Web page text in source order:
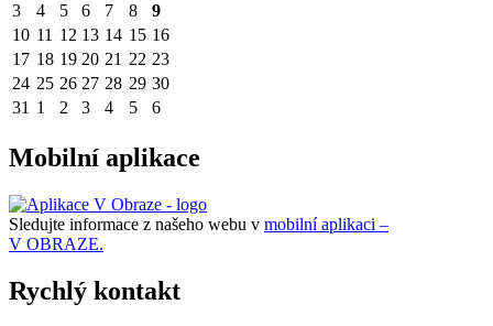
3
4 5 6 7 8
9
10 11 12 13 14 15 16
17 18 19 20 21 22 23
24 25 26 27 28 29 30
31 1 2 3 4 5 6
Mobilní aplikace
Sledujte informace z našeho webu v mobilní aplikaci –
V OBRAZE.
Rychlý kontakt